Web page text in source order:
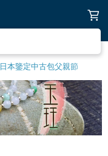
日本鑒定中古包父親節